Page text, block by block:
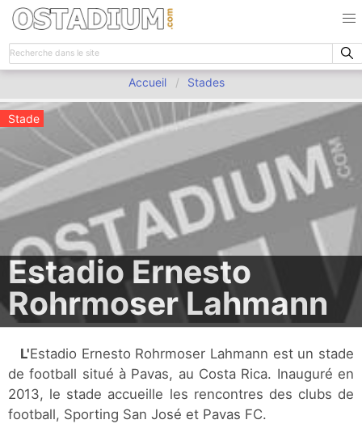
Accueil Stades
Stade
Estadio Ernesto
Rohrmoser Lahmann
L'Estadio Ernesto Rohrmoser Lahmann est un stade
de football situé à Pavas, au Costa Rica. Inauguré en
2013, le stade accueille les rencontres des clubs de
football, Sporting San José et Pavas FC.